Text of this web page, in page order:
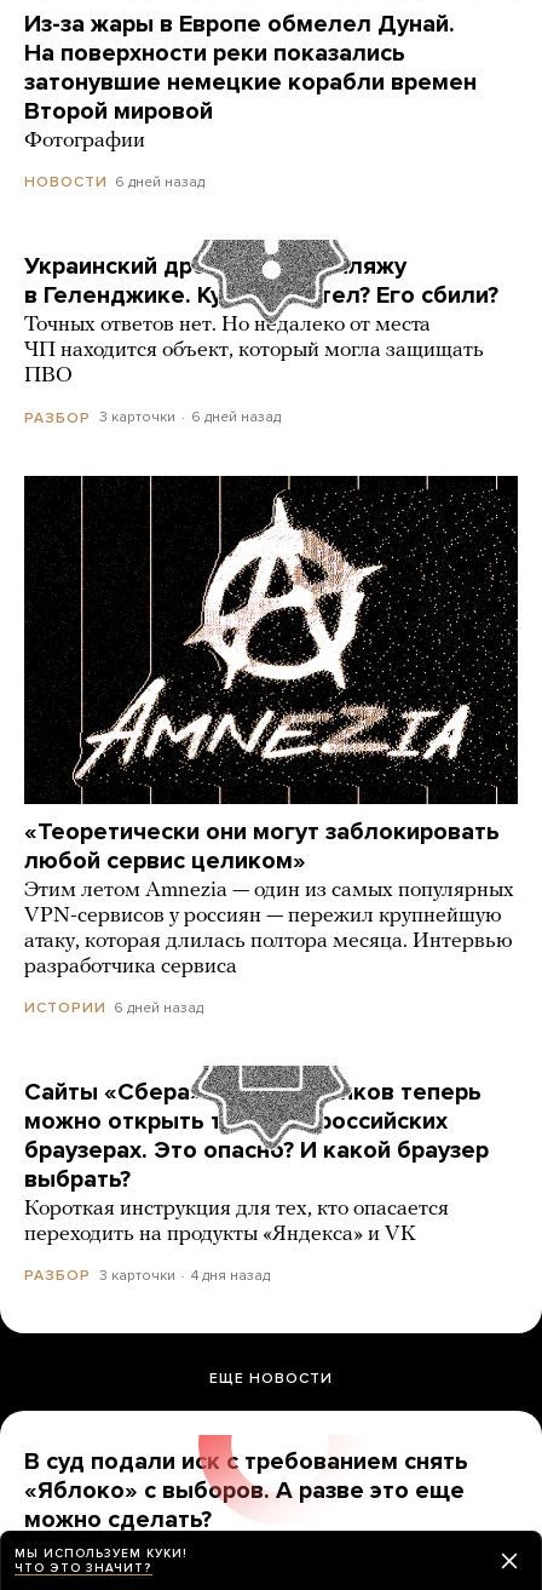
Из-за жары в Европе обмелел Дунай.
На поверхности реки показались
затонувшие немецкие корабли времен
Второй мировой
Фотографии
НОВОСТИ 6 дней назад
Украинский дрон попал по пляжу
в Геленджике. Куда он летел? Его сбили?
Точных ответов нет. Но недалеко от места
ЧП находится объект, который могла защищать
ПВО
РАЗБОР 3 карточки 6 дней назад
«Теоретически они могут заблокировать
любой сервис целиком»
Этим летом Amnezia — один из самых популярных
VPN-сервисов у россиян — пережил крупнейшую
атаку, которая длилась полтора месяца. Интервью
разработчика сервиса
ИСТОРИИ 6 дней назад
Сайты «Сбера» и других банков теперь
можно открыть только в российских
браузерах. Это опасно? И какой браузер
выбрать?
Короткая инструкция для тех, кто опасается
переходить на продукты «Яндекса» и VK
РАЗБОР 3 карточки 4 дня назад
ЕЩЕ НОВОСТИ
В суд подали иск с требованием снять
«Яблоко» с выборов. А разве это еще
можно сделать?
До какой даты надо продержаться, чтобы партию
точно допустили?
МЫ ИСПОЛЬЗУЕМ КУКИ!
ЧТО ЭТО ЗНАЧИТ?